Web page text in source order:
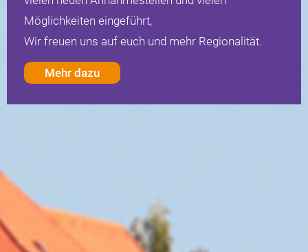
Möglichkeiten eingeführt,
Wir freuen uns auf euch und mehr Regionalität.
Mehr dazu